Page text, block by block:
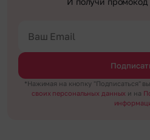
*Нажимая на кнопку "Подписаться" вы
своих персональных данных и на